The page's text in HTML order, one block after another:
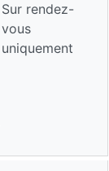
Sur rendez-
vous
uniquement